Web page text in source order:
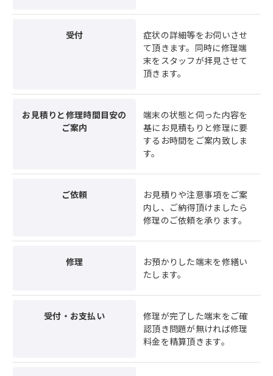
受付
症状の詳細等をお伺いさせ
て頂きます。同時に修理端
末をスタッフが拝見させて
頂きます。
お見積りと修理時間目安の
ご案内
端末の状態と伺った内容を
基にお見積もりと修理に要
するお時間をご案内致しま
す。
ご依頼
お見積りや注意事項をご案
内し、ご納得頂けましたら
修理のご依頼を承ります。
修理
お預かりした端末を修繕い
たします。
受付・お支払い
修理が完了した端末をご確
認頂き問題が無ければ修理
料金を精算頂きます。